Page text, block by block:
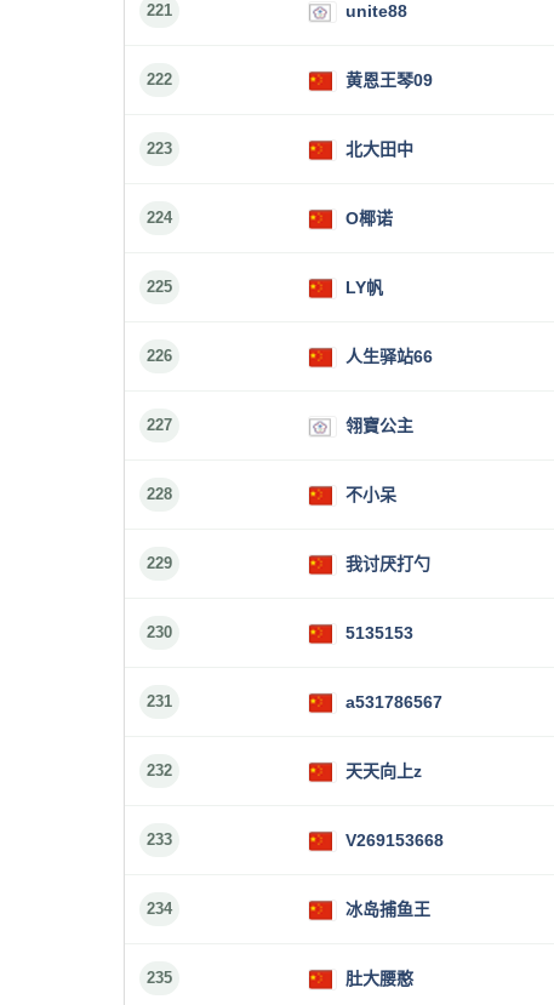
221 unite88
222 黄恩王琴09
223 北大田中
224 O椰诺
225 LY帆
226 人生驿站66
227 翎寶公主
228 不小呆
229 我讨厌打勺
230 5135153
231 a531786567
232 天天向上z
233 V269153668
234 冰岛捕鱼王
235 肚大腰憨